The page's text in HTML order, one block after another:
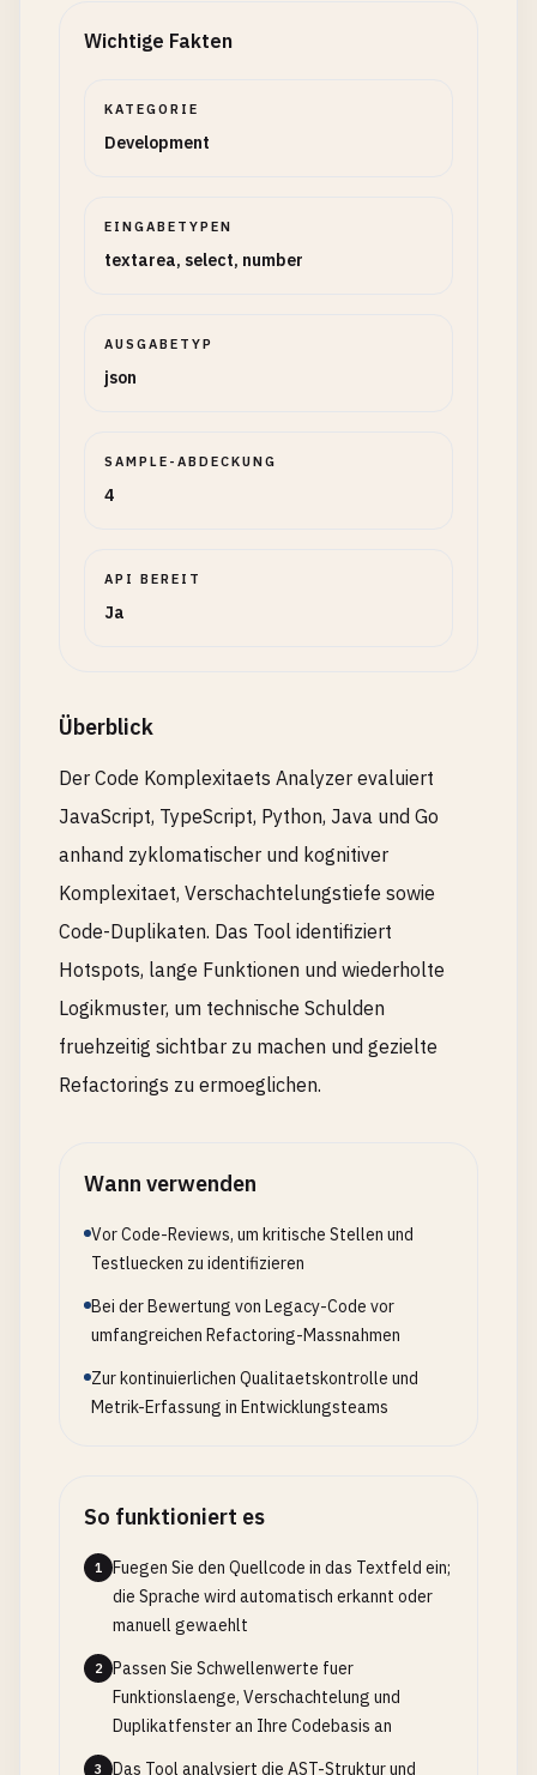
Wichtige Fakten
KATEGORIE
Development
EINGABETYPEN
textarea, select, number
AUSGABETYP
json
SAMPLE-ABDECKUNG
4
API BEREIT
Ja
Überblick
Der Code Komplexitaets Analyzer evaluiert
JavaScript, TypeScript, Python, Java und Go
anhand zyklomatischer und kognitiver
Komplexitaet, Verschachtelungstiefe sowie
Code-Duplikaten. Das Tool identifiziert
Hotspots, lange Funktionen und wiederholte
Logikmuster, um technische Schulden
fruehzeitig sichtbar zu machen und gezielte
Refactorings zu ermoeglichen.
Wann verwenden
Vor Code-Reviews, um kritische Stellen und
Testluecken zu identifizieren
Bei der Bewertung von Legacy-Code vor
umfangreichen Refactoring-Massnahmen
Zur kontinuierlichen Qualitaetskontrolle und
Metrik-Erfassung in Entwicklungsteams
So funktioniert es
1
Fuegen Sie den Quellcode in das Textfeld ein;
die Sprache wird automatisch erkannt oder
manuell gewaehlt
2
Passen Sie Schwellenwerte fuer
Funktionslaenge, Verschachtelung und
Duplikatfenster an Ihre Codebasis an
3
Das Tool analysiert die AST-Struktur und